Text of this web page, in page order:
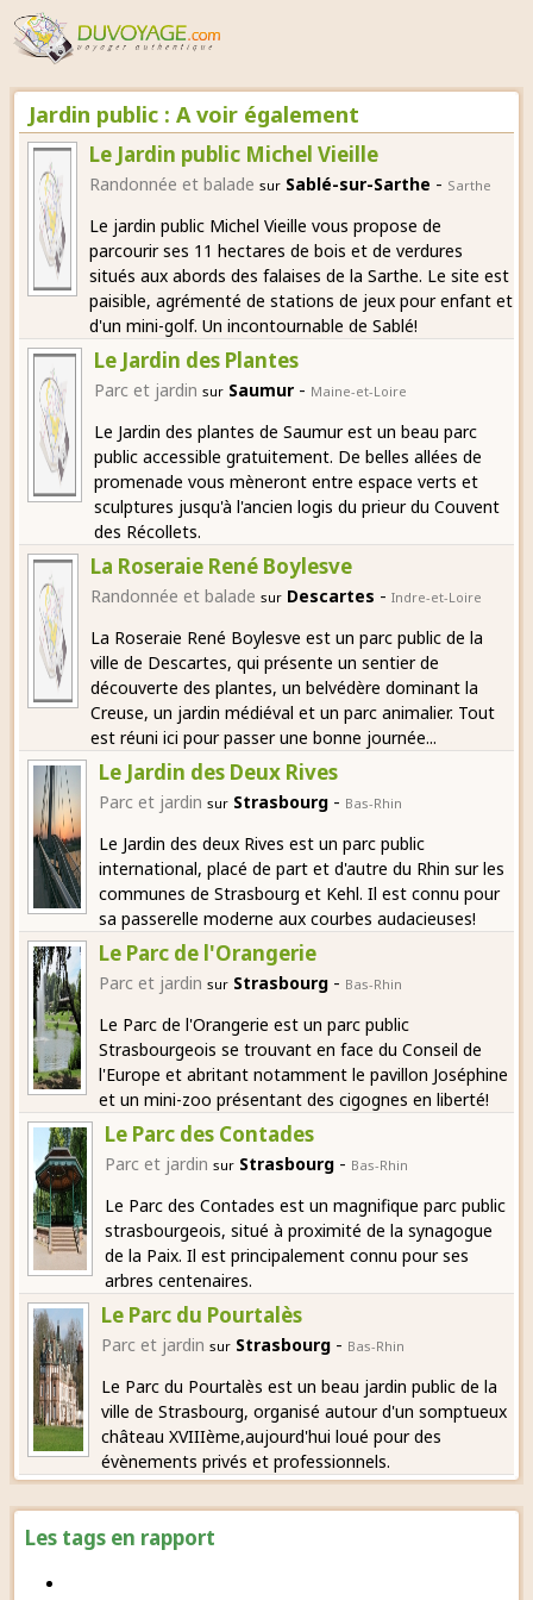
Les tags en rapport
Jardin public : A voir également
Le Jardin public Michel Vieille
Randonnée et balade sur Sablé-sur-Sarthe - Sarthe
Le jardin public Michel Vieille vous propose de
parcourir ses 11 hectares de bois et de verdures
situés aux abords des falaises de la Sarthe. Le site est
paisible, agrémenté de stations de jeux pour enfant et
d'un mini-golf. Un incontournable de Sablé!
Le Jardin des Plantes
Parc et jardin sur Saumur - Maine-et-Loire
Le Jardin des plantes de Saumur est un beau parc
public accessible gratuitement. De belles allées de
promenade vous mèneront entre espace verts et
sculptures jusqu'à l'ancien logis du prieur du Couvent
des Récollets.
La Roseraie René Boylesve
Randonnée et balade sur Descartes - Indre-et-Loire
La Roseraie René Boylesve est un parc public de la
ville de Descartes, qui présente un sentier de
découverte des plantes, un belvédère dominant la
Creuse, un jardin médiéval et un parc animalier. Tout
est réuni ici pour passer une bonne journée...
Le Jardin des Deux Rives
Parc et jardin sur Strasbourg - Bas-Rhin
Le Jardin des deux Rives est un parc public
international, placé de part et d'autre du Rhin sur les
communes de Strasbourg et Kehl. Il est connu pour
sa passerelle moderne aux courbes audacieuses!
Le Parc de l'Orangerie
Parc et jardin sur Strasbourg - Bas-Rhin
Le Parc de l'Orangerie est un parc public
Strasbourgeois se trouvant en face du Conseil de
l'Europe et abritant notamment le pavillon Joséphine
et un mini-zoo présentant des cigognes en liberté!
Le Parc des Contades
Parc et jardin sur Strasbourg - Bas-Rhin
Le Parc des Contades est un magnifique parc public
strasbourgeois, situé à proximité de la synagogue
de la Paix. Il est principalement connu pour ses
arbres centenaires.
Le Parc du Pourtalès
Parc et jardin sur Strasbourg - Bas-Rhin
Le Parc du Pourtalès est un beau jardin public de la
ville de Strasbourg, organisé autour d'un somptueux
château XVIIIème,aujourd'hui loué pour des
évènements privés et professionnels.